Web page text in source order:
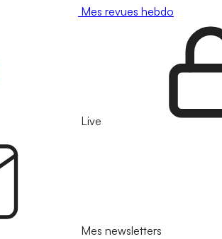
Mes revues hebdo
Live
Mes newsletters